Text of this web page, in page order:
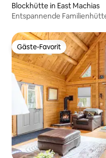
Blockhütte in East Machias
Entspannende
Gäste-Favorit
Gäste-Favorit